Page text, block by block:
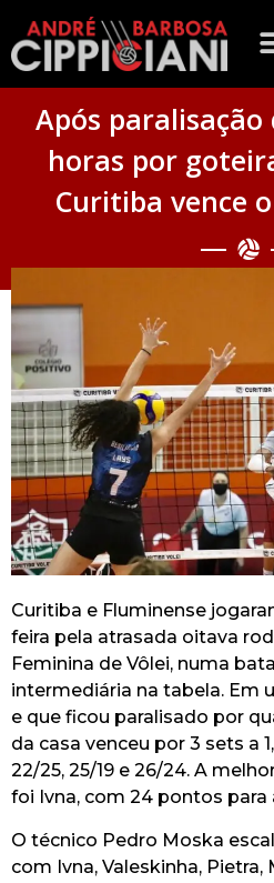
Após paralisação
horas por
Curitiba vence
Curitiba e Fluminense
feira pela atrasada oitava
Feminina de Vôlei, numa
intermediária na tabela. Em
e que ficou paralisado por
da casa venceu por 3 sets a
22/25, 25/19 e 26/24. A
foi Ivna, com 24 pontos para
O técnico Pedro Moska
com Ivna, Valeskinha, Pietra,